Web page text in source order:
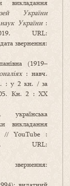
викладання
України
України:
URL:
звернення:
(1919–
: навч.
: у 2 кн. / за
Кн. 2 : ХХ
викладання
// YouTube :
URL: